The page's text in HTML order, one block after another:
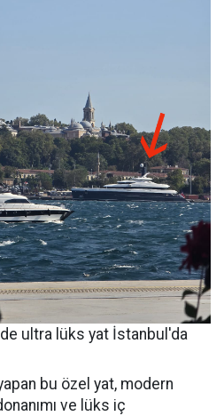
ultra lüks yat İstanbul'da
bu özel yat, modern
ve lüks iç